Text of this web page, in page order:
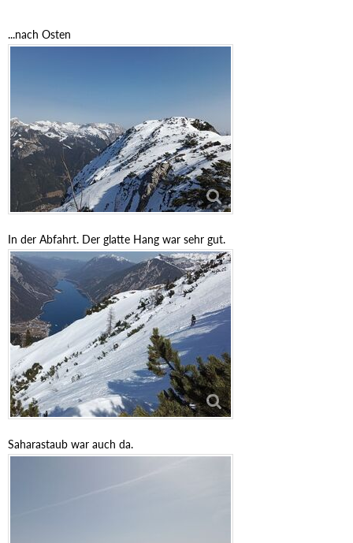
...nach Osten
In der Abfahrt. Der glatte Hang war sehr gut.
Saharastaub war auch da.